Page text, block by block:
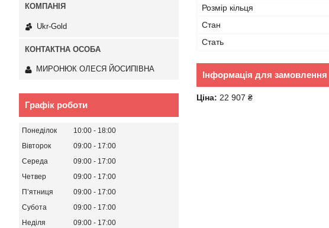
Розмір кільця
Стан
Стать
Інформація для замовлення
Ціна: 22 907 ₴
Ukr-Gold
МИРОНЮК ОЛЕСЯ ЙОСИПІВНА
Графік роботи
Понеділок 10:00
18:00
Вівторок
09:00
17:00
Середа
09:00
17:00
Четвер
09:00
17:00
Пʼятниця
09:00
17:00
Субота
09:00
17:00
Неділя
09:00 17:00